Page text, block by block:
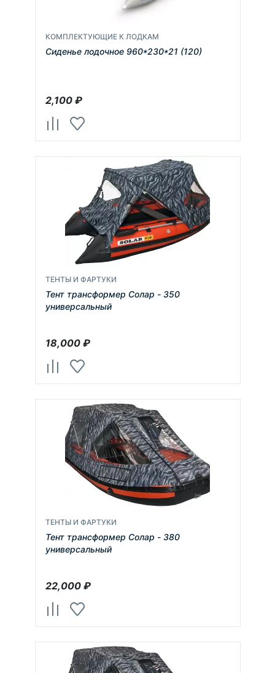
КОМПЛЕКТУЮЩИЕ К ЛОДКАМ
Сиденье лодочное 960*230*21 (120)
2,100₽
ТЕНТЫ И ФАРТУКИ
Тент трансформер Солар - 350
универсальный
18,000₽
ТЕНТЫ И ФАРТУКИ
Тент трансформер Солар - 380
универсальный
22,000₽